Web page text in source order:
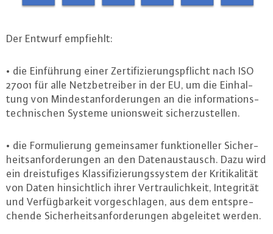
Der Entwurf empfiehlt:
• die Ein­füh­rung einer Zer­ti­fi­zie­rungs­pflicht nach ISO
27001 für alle Netz­be­trei­ber in der EU, um die Ein­hal­
tung von Min­dest­an­for­de­run­gen an die in­for­ma­ti­ons­
tech­ni­schen Systeme uni­ons­weit si­cher­zu­stel­len.
• die For­mu­lie­rung ge­mein­sa­mer funk­tio­nel­ler Si­cher­
heits­an­for­de­run­gen an den Da­ten­aus­tausch. Dazu wird
ein drei­stu­fi­ges Klas­si­fi­zie­rungs­sys­tem der Kri­ti­ka­li­tät
von Daten hin­sicht­lich ihrer Ver­trau­lich­keit, In­te­gri­tät
und Ver­füg­bar­keit vor­ge­schla­gen, aus dem ent­spre­
chen­de Si­cher­heits­an­for­de­run­gen ab­ge­lei­tet werden.